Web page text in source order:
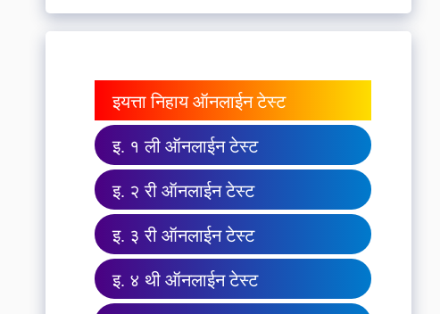
इयत्ता निहाय ऑनलाईन टेस्ट
इ. १ ली ऑनलाईन टेस्ट
इ. २ री ऑनलाईन टेस्ट
इ. ३ री ऑनलाईन टेस्ट
इ. ४ थी ऑनलाईन टेस्ट